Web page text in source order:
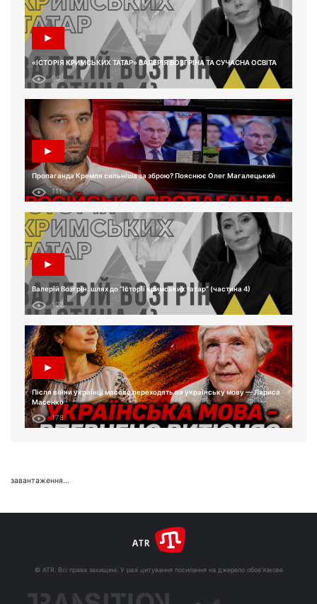
«ІСТОРІЯ КРИМСЬКИХ ТАТАР» ВАЛЕРІЯ ВОЗГРІНА ТА СУЧАСНА ОСВІТА
96
Пропаганда Кремля сильніша за зброю? Пояснює Олег Магалецький
111
Валерій Возгрін: шлях до “Історії кримських татар” (частина 4)
102
Після війни українці масово переходять на українську мову — Лариса
Масенко
178
завантаження...
© ATR. Всі права захищені. У разі цитування посилання на джерело обов'язкове